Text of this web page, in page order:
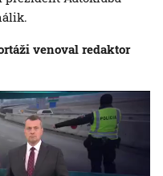
venoval redaktor